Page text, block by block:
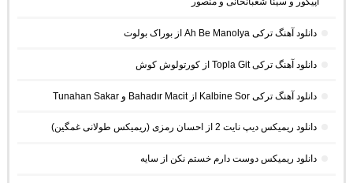
دانلود آهنگ ترکی Ah Be Manolya از بوراک بولوت
دانلود آهنگ ترکی Topla Git از کورتولوش کوش
دانلود آهنگ ترکی Kalbine Sor از Bahadır Macit و Tunahan Sakar
دانلود ریمیکس دیپ نایت 2 از احسان رمزی (ریمیکس طولانی غمگین)
دانلود ریمیکس دوست دارم خستم نکن از سایه